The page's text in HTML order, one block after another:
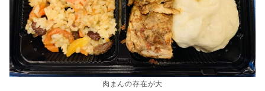
肉まんの存在が大